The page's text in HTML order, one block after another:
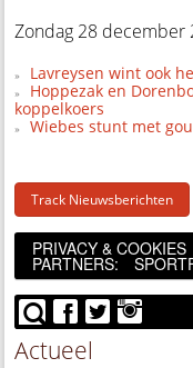
Zondag 28 december
Lavreysen wint ook
Hoppezak en
koppelkoers
Wiebes stunt met
Track Nieuwsberichten
PRIVACY & COOKIES
PARTNERS:
Actueel